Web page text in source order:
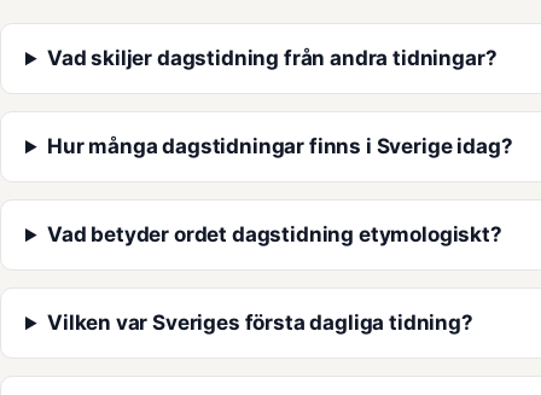
Vad skiljer dagstidning från andra tidningar?
Hur många dagstidningar finns i Sverige idag?
Vad betyder ordet dagstidning etymologiskt?
Vilken var Sveriges första dagliga tidning?